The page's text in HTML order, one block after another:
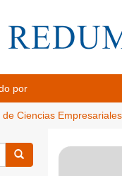
por
de Ciencias